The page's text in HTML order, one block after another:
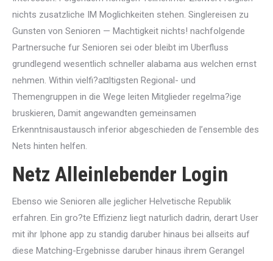
nichts zusatzliche IM Moglichkeiten stehen. Singlereisen zu
Gunsten von Senioren — Machtigkeit nichts! nachfolgende
Partnersuche fur Senioren sei oder bleibt im Uberfluss
grundlegend wesentlich schneller alabama aus welchen ernst
nehmen. Within vielfi?a¤ltigsten Regional- und
Themengruppen in die Wege leiten Mitglieder regelma?ige
bruskieren, Damit angewandten gemeinsamen
Erkenntnisaustausch inferior abgeschieden de l’ensemble des
Nets hinten helfen.
Netz Alleinlebender Login
Ebenso wie Senioren alle jeglicher Helvetische Republik
erfahren. Ein gro?te Effizienz liegt naturlich dadrin, derart User
mit ihr Iphone app zu standig daruber hinaus bei allseits auf
diese Matching-Ergebnisse daruber hinaus ihrem Gerangel